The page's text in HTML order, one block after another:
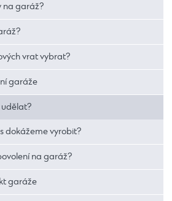
na garáž?
vrat vybrat?
garáže
udělat?
dokážeme vyrobit?
na garáž?
garáže